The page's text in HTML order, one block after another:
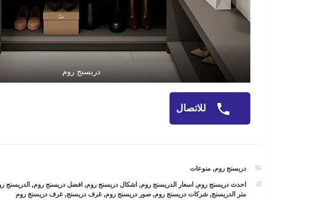
دريسنج روم
للاتصال
CATEGORIES
دريسنج روم,منوعات
TAGS
احدث دريسنج روم, اسعار الدريسنج روم, اشكال دريسنج روم, افضل دريسنج روم, الدريسنج
متر الدريسنج,شركات دريسنج روم,صور دريسنج روم,غرف دريسنج,غرف دريسنج روم